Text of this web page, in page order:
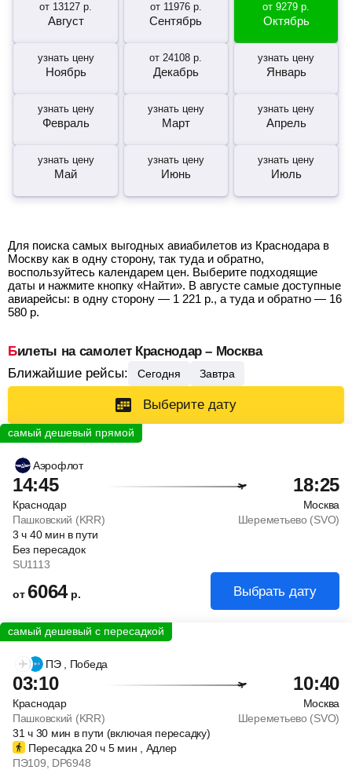
от 13127 р.
Август
от 11976р.
Сентябрь
от9279 р.
Октябрь
узнать цену
Ноябрь
от24108 р.
Декабрь
узнать цену
Январь
узнать цену
Февраль
узнать цену
Март
узнать цену
Апрель
узнать цену
Май
узнать цену
Июнь
узнать цену
Июль
Для поиска самых выгодных авиабилетов из Краснодара в
Москву как в одну сторону, так туда и обратно,
воспользуйтесь календарем цен. Выберите подходящие
даты и нажмите кнопку «Найти». В августе самые доступные
авиарейсы: в одну сторону — 1 221 р., а туда и обратно — 16
580 р.
Билеты на самолет Краснодар – Москва
Ближайшие рейсы:
Сегодня Завтра
Выберите дату
Аэрофлот
14:45 18:25
Краснодар
Москва
Пашковский (KRR)
Шереметьево (SVO)
3ч 40 мин в пути
Без пересадок
SU1113
от6064 р. Выбрать дату
ПЭ , Победа
03:10 10:40
Краснодар
Москва
Пашковский (KRR)
Шереметьево (SVO)
31ч30 мин в пути (включая пересадку)
Пересадка 20ч 5 мин , Адлер
ПЭ109 , DP6948